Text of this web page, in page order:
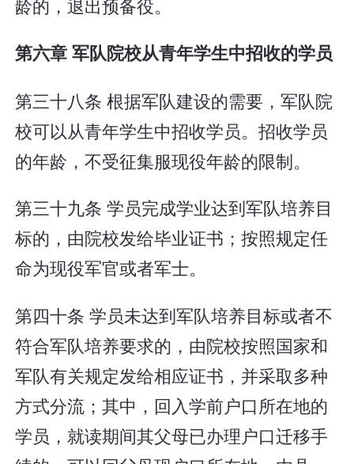
龄的，退出预备役。
第六章 军队院校从青年学生中招收的学员
第三十八条 根据军队建设的需要，军队院
校可以从青年学生中招收学员。招收学员
的年龄，不受征集服现役年龄的限制。
第三十九条 学员完成学业达到军队培养目
标的，由院校发给毕业证书；按照规定任
命为现役军官或者军士。
第四十条 学员未达到军队培养目标或者不
符合军队培养要求的，由院校按照国家和
军队有关规定发给相应证书，并采取多种
方式分流；其中，回入学前户口所在地的
学员，就读期间其父母已办理户口迁移手